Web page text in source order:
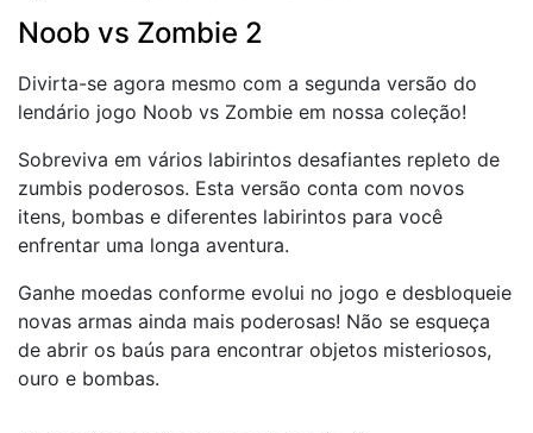
Noob vs Zombie 2
Divirta-se agora mesmo com a segunda versão do
lendário jogo Noob vs Zombie em nossa coleção!
Sobreviva em vários labirintos desafiantes repleto de
zumbis poderosos. Esta versão conta com novos
itens, bombas e diferentes labirintos para você
enfrentar uma longa aventura.
Ganhe moedas conforme evolui no jogo e desbloqueie
novas armas ainda mais poderosas! Não se esqueça
de abrir os baús para encontrar objetos misteriosos,
ouro e bombas.